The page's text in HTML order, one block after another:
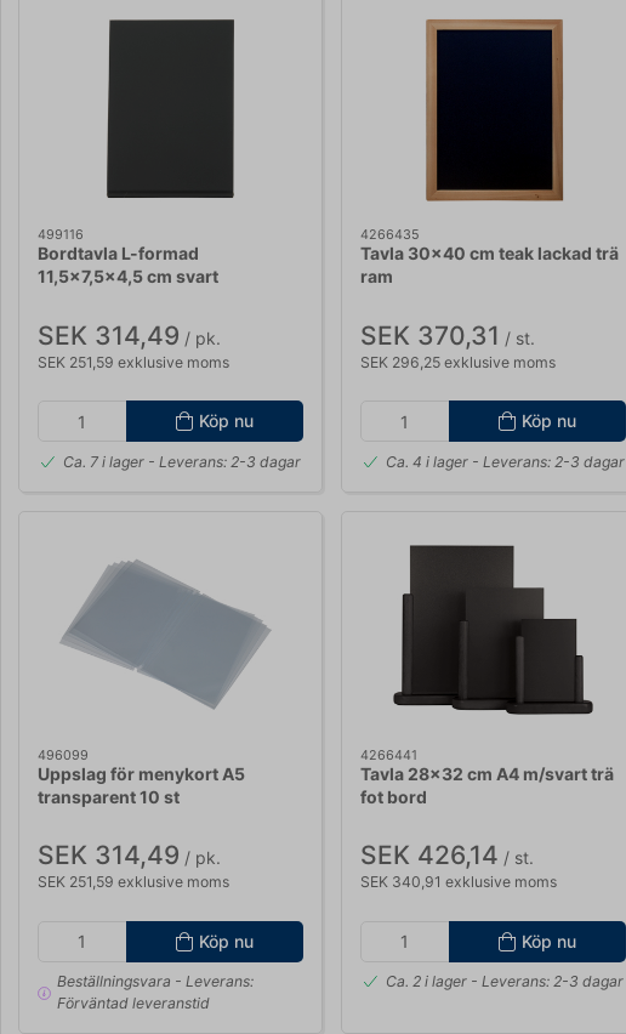
499116
Bordtavla L-formad
11,5x7,5x4,5 cm svart
SEK 314,49 / pk.
SEK 251,59 exklusive moms
Köp nu
Ca. 7 i lager - Leverans: 2-3 dagar
4266435
Tavla 30x40 cm teak lackad trä
ram
SEK 370,31 / st.
SEK 296,25 exklusive moms
Köp nu
Ca. 4 i lager- Leverans: 2-3 dagar
496099
Uppslag för menykort A5
transparent 10 st
SEK 314,49 / pk.
SEK 251,59 exklusive moms
Köp nu
Beställningsvara - Leverans:
Förväntad leveranstid
4266441
Tavla 28x32 cm A4 m/svart trä
fot bord
SEK 426,14 / st.
SEK 340,91 exklusive moms
Köp nu
Ca. 2 i lager- Leverans: 2-3 dagar